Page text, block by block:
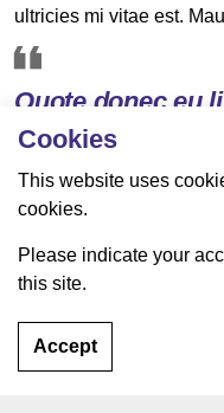
ultricies mi vitae est.
Quote donec eu
egestas semper.
est. Mauris
malesuada fames ac
quam, feugiat vitae,
Donec eu libero sit amet
ultricies mi vitae est.
Cookies
This website uses
cookies.
Please indicate your
this site.
Accept